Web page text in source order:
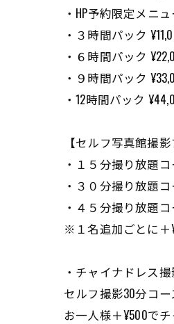
・HP予約限定メニ
・３時間パック
・６時間パック
・９時間パック
・12時間パック
【セルフ写真館撮影
・１５分撮り放題
・３０分撮り放題
・４５分撮り放題
※１名追加ごとに＋
・チャイナドレス
セルフ撮影30分コ
お一人様＋¥500で